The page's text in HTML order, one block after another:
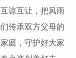
谅互让，把风雨
传承双方父母的
庭，守护好大家